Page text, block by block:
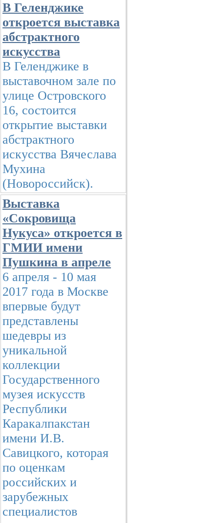
В Геленджике
откроется выставка
абстрактного
искусства
В Геленджике в
выставочном зале по
улице Островского
16, состоится
открытие выставки
абстрактного
искусства Вячеслава
Мухина
(Новороссийск).
Выставка
«Сокровища
Нукуса» откроется в
ГМИИ имени
Пушкина в апреле
6 апреля - 10 мая
2017 года в Москве
впервые будут
представлены
шедевры из
уникальной
коллекции
Государственного
музея искусств
Республики
Каракалпакстан
имени И.В.
Савицкого, которая
по оценкам
российских и
зарубежных
специалистов